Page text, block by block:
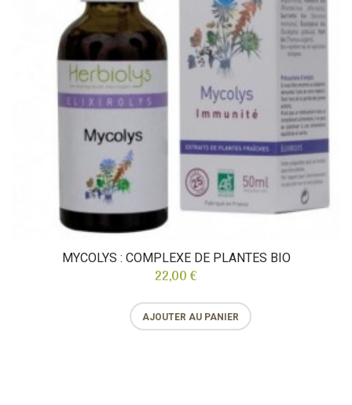
MYCOLYS : COMPLEXE DE PLANTES BIO
22,00 €
AJOUTER AU PANIER